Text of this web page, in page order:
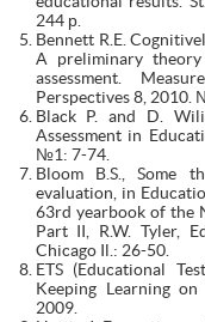
244 р.
Bennett R.E.
A preliminary
assessment.
Perspectives 8, 2010.
Black P. and D.
Assessment in
№1: 7-74.
Bloom B.S., Some
evaluation, in
63rd yearbook of the
Part II, R.W. Tyler,
Chicago Il.: 26-50.
ETS (Educational
Keeping Learning
2009.